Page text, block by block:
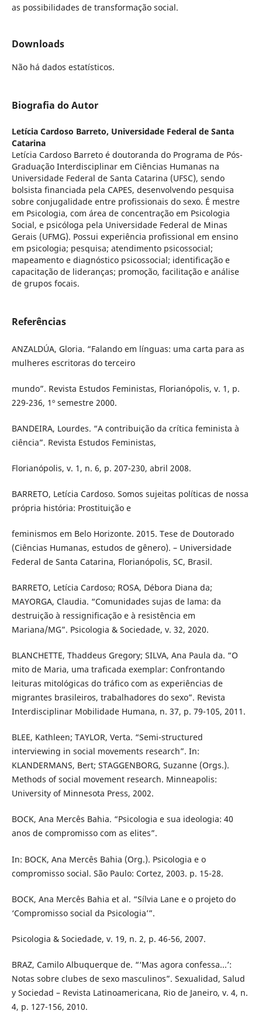
as possibilidades de transformação social.
Downloads
Não há dados estatísticos.
Biografia do Autor
Letícia Cardoso Barreto, Universidade Federal de Santa
Catarina
Letícia Cardoso Barreto é doutoranda do Programa de Pós-
Graduação Interdisciplinar em Ciências Humanas na
Universidade Federal de Santa Catarina (UFSC), sendo
bolsista financiada pela CAPES, desenvolvendo pesquisa
sobre conjugalidade entre profissionais do sexo. É mestre
em Psicologia, com área de concentração em Psicologia
Social, e psicóloga pela Universidade Federal de Minas
Gerais (UFMG). Possui experiência profissional em ensino
em psicologia; pesquisa; atendimento psicossocial;
mapeamento e diagnóstico psicossocial; identificação e
capacitação de lideranças; promoção, facilitação e análise
de grupos focais.
Referências
ANZALDÚA, Gloria. “Falando em línguas: uma carta para as
mulheres escritoras do terceiro
mundo”. Revista Estudos Feministas, Florianópolis, v. 1, p.
229-236, 1º semestre 2000.
BANDEIRA, Lourdes. “A contribuição da crítica feminista à
ciência”. Revista Estudos Feministas,
Florianópolis, v. 1, n. 6, p. 207-230, abril 2008.
BARRETO, Letícia Cardoso. Somos sujeitas políticas de nossa
própria história: Prostituição e
feminismos em Belo Horizonte. 2015. Tese de Doutorado
(Ciências Humanas, estudos de gênero). – Universidade
Federal de Santa Catarina, Florianópolis, SC, Brasil.
BARRETO, Letícia Cardoso; ROSA, Débora Diana da;
MAYORGA, Claudia. “Comunidades sujas de lama: da
destruição à ressignificação e à resistência em
Mariana/MG”. Psicologia & Sociedade, v. 32, 2020.
BLANCHETTE, Thaddeus Gregory; SILVA, Ana Paula da. “O
mito de Maria, uma traficada exemplar: Confrontando
leituras mitológicas do tráfico com as experiências de
migrantes brasileiros, trabalhadores do sexo”. Revista
Interdisciplinar Mobilidade Humana, n. 37, p. 79-105, 2011.
BLEE, Kathleen; TAYLOR, Verta. “Semi-structured
interviewing in social movements research”. In:
KLANDERMANS, Bert; STAGGENBORG, Suzanne (Orgs.).
Methods of social movement research. Minneapolis:
University of Minnesota Press, 2002.
BOCK, Ana Mercês Bahia. “Psicologia e sua ideologia: 40
anos de compromisso com as elites”.
In: BOCK, Ana Mercês Bahia (Org.). Psicologia e o
compromisso social. São Paulo: Cortez, 2003. p. 15-28.
BOCK, Ana Mercês Bahia et al. “Sílvia Lane e o projeto do
‘Compromisso social da Psicologia’”.
Psicologia & Sociedade, v. 19, n. 2, p. 46-56, 2007.
BRAZ, Camilo Albuquerque de. “‘Mas agora confessa...’:
Notas sobre clubes de sexo masculinos”. Sexualidad, Salud
y Sociedad – Revista Latinoamericana, Rio de Janeiro, v. 4, n.
4, p. 127-156, 2010.